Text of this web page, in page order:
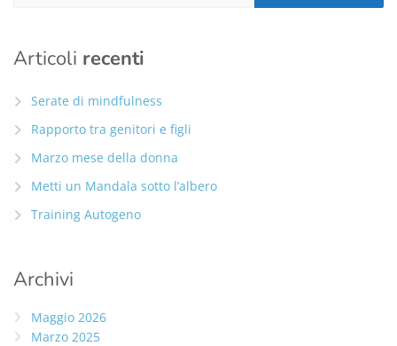
Articoli recenti
Serate di mindfulness
Rapporto tra genitori e figli
Marzo mese della donna
Metti un Mandala sotto l’albero
Training Autogeno
Archivi
Maggio 2026
Marzo 2025